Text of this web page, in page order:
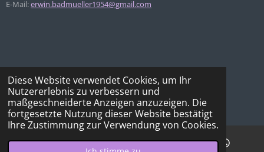
Diese Website verwendet Cookies, um Ihr
Nutzererlebnis zu verbessern und
maßgeschneiderte Anzeigen anzuzeigen. Die
fortgesetzte Nutzung dieser Website bestätigt
Ihre Zustimmung zur Verwendung von Cookies.
E-Mail:erwin.badmueller1954@gmail.com
© 2021 - 2026 OGV-Spielberg und Umgebung
Mit Unterstützung vonWebador